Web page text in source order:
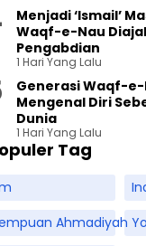
Menjadi ‘Ismail’
Waqf-e-Nau
Pengabdian
1 Hari Yang Lalu
Generasi Waqf-e-
Mengenal Diri
Dunia
1 Hari Yang Lalu
Tag
Ahmadiyah